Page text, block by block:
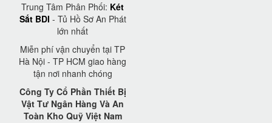
Trung Tâm Phân Phối: Két
Sắt BDI - Tủ Hồ Sơ An Phát
lớn nhất
Miễn phí vận chuyển tại TP
Hà Nội - TP HCM giao hàng
tận nơi nhanh chóng
Công Ty Cổ Phần Thiết Bị
Vật Tư Ngân Hàng Và An
Toàn Kho Quỹ Việt Nam